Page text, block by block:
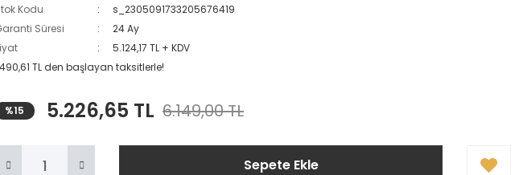
Kodu
s_2305091733205676419
Süresi
24 Ay
5.124,17 TL + KDV
TL den başlayan taksitlerle!
%15 5.226,65 TL 6.149,00 TL
Sepete Ekle